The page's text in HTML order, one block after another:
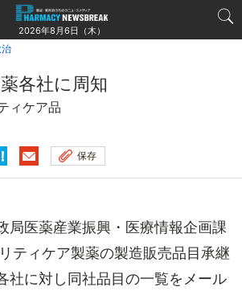
2026年8月6日（木）
各社に周知
ィケア品
保存
局医薬産業振興・医療情報企画課
ティケア製薬の製造販売品目承継
社に対し同社品目の一覧をメール